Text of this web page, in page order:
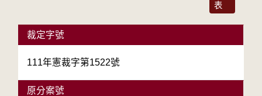
表
裁定字號
111年憲裁字第1522號
原分案號